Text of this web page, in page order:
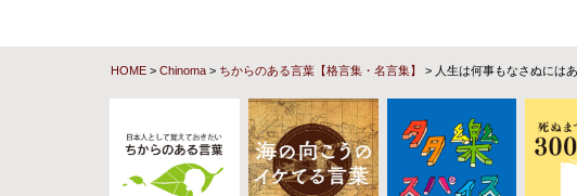
HOME > Chinoma > ちからのある言葉【格言集・名言集】 > 人生は何事もなさぬには